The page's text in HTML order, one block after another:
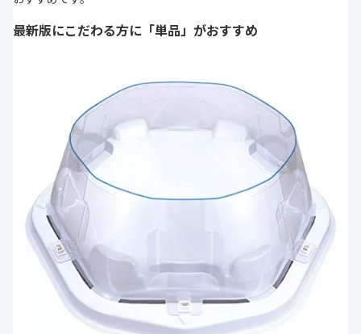
最新版にこだわる方に「単品」がおすすめ